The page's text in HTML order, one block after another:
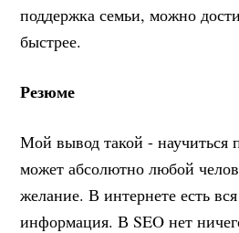
поддержка семьи, можно
быстрее.
Резюме
Мой вывод такой - научиться
может абсолютно любой
желание. В интернете есть
информация. В SEO нет